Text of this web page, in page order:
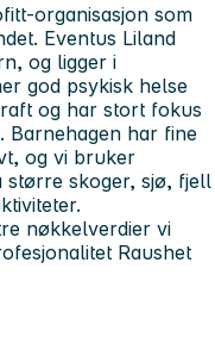
organisasjon som
Eventus Liland
og ligger i
god psykisk helse
og har stort fokus
Barnehagen har fine
og vi bruker
større skoger, sjø, fjell
nøkkelverdier vi
Raushet